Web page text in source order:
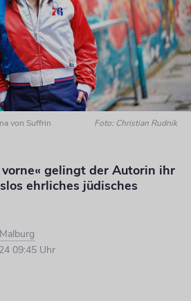
von Suffrin Foto: Christian Rudnik
gelingt der Autorin ihr
ehrliches jüdisches
09:45 Uhr